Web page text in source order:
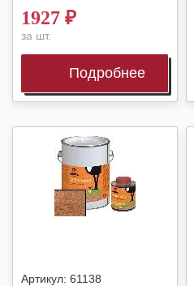
1927 ₽
за шт.
Подробнее
Артикул: 61138